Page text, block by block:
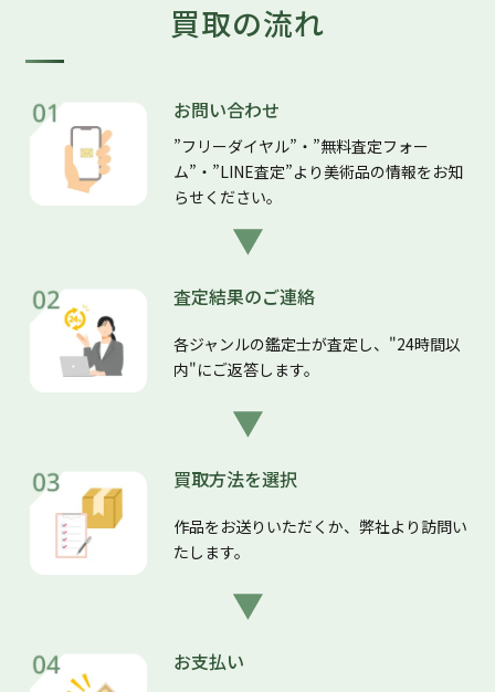
買取の流れ
お問い合わせ
”フリーダイヤル”・”無料査定フォー
ム”・”LINE査定”より美術品の情報をお知
らせください。
査定結果のご連絡
各ジャンルの鑑定士が査定し、"24時間以
内"にご返答します。
買取方法を選択
作品をお送りいただくか、弊社より訪問い
たします。
お支払い